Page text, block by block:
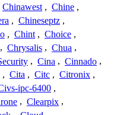
Chinawest , Chine ,
, Chineseptz ,
, Chint , Choice ,
, Chrysalis , Chua ,
, Cina , Cinnado ,
, Cita , Citc , Citronix ,
ipc-6400 ,
, Clearpix ,